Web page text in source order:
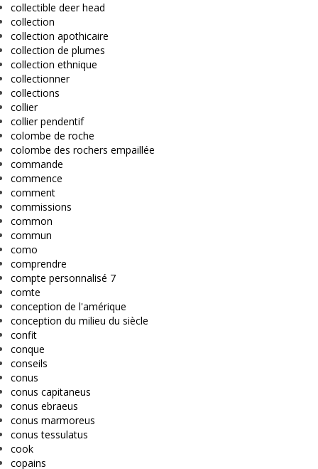
collectible deer head
collection
collection apothicaire
collection de plumes
collection ethnique
collectionner
collections
collier
collier pendentif
colombe de roche
colombe des rochers empaillée
commande
commence
comment
commissions
common
commun
como
comprendre
compte personnalisé 7
comte
conception de l'amérique
conception du milieu du siècle
confit
conque
conseils
conus
conus capitaneus
conus ebraeus
conus marmoreus
conus tessulatus
cook
copains